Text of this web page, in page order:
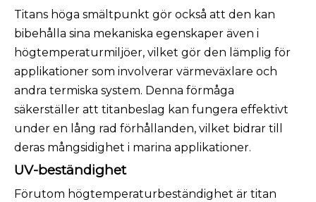
Titans höga smältpunkt gör också att den kan
bibehålla sina mekaniska egenskaper även i
högtemperaturmiljöer, vilket gör den lämplig för
applikationer som involverar värmeväxlare och
andra termiska system. Denna förmåga
säkerställer att titanbeslag kan fungera effektivt
under en lång rad förhållanden, vilket bidrar till
deras mångsidighet i marina applikationer.
UV-beständighet
Förutom högtemperaturbeständighet är titan